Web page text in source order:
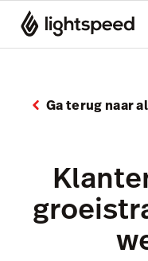
Ga terug naar